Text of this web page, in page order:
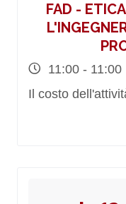
FAD -
11:00 - 11:00
Il costo